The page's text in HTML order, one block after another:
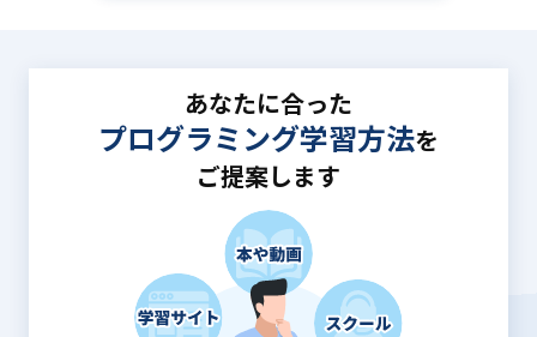
あなたに合った
プログラミング学習方法を
ご提案します